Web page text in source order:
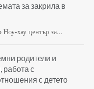
за закрила в
Ноу-хау център за...
родители и
работа с
с детето